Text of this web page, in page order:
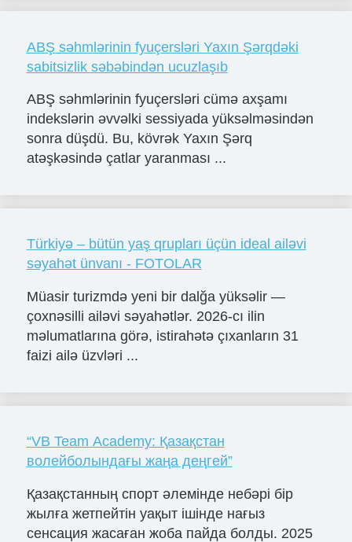
ABŞ səhmlərinin fyuçersləri Yaxın Şərqdəki
sabitsizlik səbəbindən ucuzlaşıb
ABŞ səhmlərinin fyuçersləri cümə axşamı
indekslərin əvvəlki sessiyada yüksəlməsindən
sonra düşdü. Bu, kövrək Yaxın Şərq
atəşkəsində çatlar yaranması ...
Türkiyə – bütün yaş qrupları üçün ideal ailəvi
səyahət ünvanı - FOTOLAR
Müasir turizmdə yeni bir dalğa yüksəlir —
çoxnəsilli ailəvi səyahətlər. 2026-cı ilin
məlumatlarına görə, istirahətə çıxanların 31
faizi ailə üzvləri ...
“VB Team Academy: Қазақстан
волейболындағы жаңа деңгей”
Қазақстанның спорт әлемінде небәрі бір
жылға жетпейтін уақыт ішінде нағыз
сенсация жасаған жоба пайда болды. 2025